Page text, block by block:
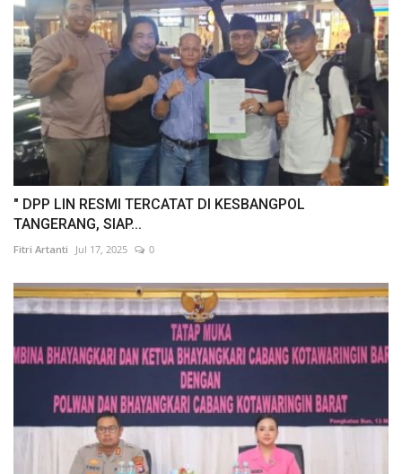
" DPP LIN RESMI TERCATAT DI KESBANGPOL
TANGERANG, SIAP...
Fitri Artanti Jul 17, 2025 0